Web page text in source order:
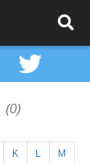
(0)
K L M